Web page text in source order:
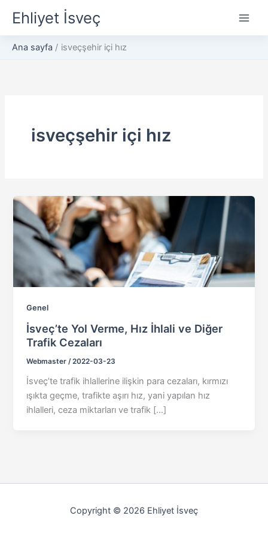
atlaEhliyet İsveç
Ana sayfa isveçşehir içi hız
isveçşehir içi hız
Genel
İsveç’te Yol Verme, Hız İhlali ve Diğer
Trafik Cezaları
Webmaster/2022-03-23
İsveç’te trafik ihlallerine ilişkin para cezaları, kırmızı
ışıkta geçme, trafikte aşırı hız, yani yapılan hız
ihlalleri, ceza miktarları ve trafik […]
Copyright © 2026 Ehliyet İsveç